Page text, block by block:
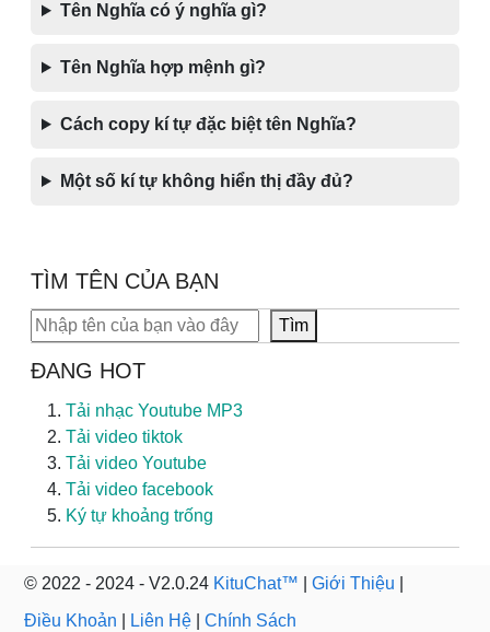
Tên Nghĩa có ý nghĩa gì?
Tên Nghĩa hợp mệnh gì?
Cách copy kí tự đặc biệt tên Nghĩa?
Một số kí tự không hiển thị đầy đủ?
TÌM TÊN CỦA BẠN
Tìm kiếm Tìm
ĐANG HOT
Tải nhạc Youtube MP3
Tải video tiktok
Tải video Youtube
Tải video facebook
Ký tự khoảng trống
© 2022 - 2024 - V2.0.24 KituChat™ Giới Thiệu
Điều Khoản
Liên Hệ Chính Sách